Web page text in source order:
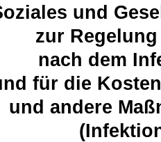
und
zur
nach dem
für die
und andere